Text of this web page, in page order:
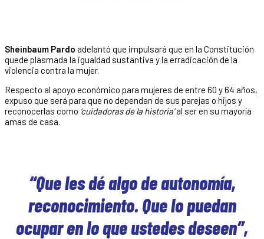
Sheinbaum Pardo adelantó que impulsará que en la Constitución
quede plasmada la igualdad sustantiva y la erradicación de la
violencia contra la mujer.
Respecto al apoyo económico para mujeres de entre 60 y 64 años,
expuso que será para que no dependan de sus parejas o hijos y
reconocerlas como ‘cuidadoras de la historia’al ser en su mayoría
amas de casa.
“Que les dé algo de autonomía,
reconocimiento. Que lo puedan
ocupar en lo que ustedes deseen”,